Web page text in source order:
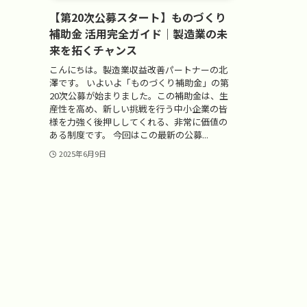
【第20次公募スタート】ものづくり
補助金 活用完全ガイド｜製造業の未
来を拓くチャンス
こんにちは。製造業収益改善パートナーの北
澤です。 いよいよ「ものづくり補助金」の第
20次公募が始まりました。この補助金は、生
産性を高め、新しい挑戦を行う中小企業の皆
様を力強く後押ししてくれる、非常に価値の
ある制度です。 今回はこの最新の公募...
2025年6月9日